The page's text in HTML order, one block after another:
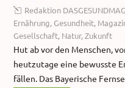
Redaktion
Ernährung,Gesundheit,
Gesellschaft, Natur,Zukunft
Hut ab vor den Menschen,
heutzutage eine bewusste
fällen. Das Bayerische